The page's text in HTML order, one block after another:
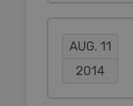
AUG. 11
2014